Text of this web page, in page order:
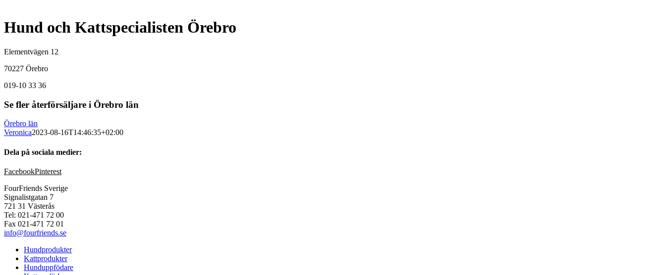
Hund och Kattspecialisten Örebro
Elementvägen 12
70227 Örebro
019-10 33 36
Se fler återförsäljare i Örebro län
Örebro län
Veronica2023-08-16T14:46:35+02:00
Dela på sociala medier:
FacebookPinterest
FourFriends Sverige
Signalistgatan 7
721 31 Västerås
Tel: 021-471 72 00
Fax 021-471 72 01
info@fourfriends.se
Hundprodukter
Kattprodukter
Hunduppfödare